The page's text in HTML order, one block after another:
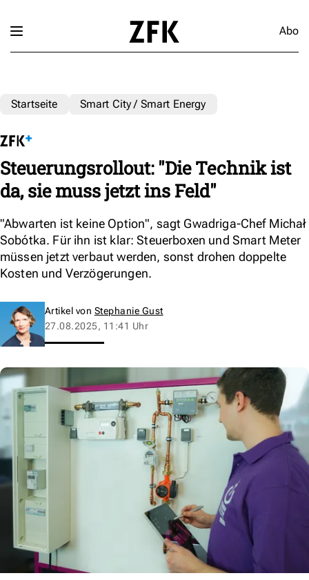
Abo
Startseite Smart City / Smart Energy
Steuerungsrollout: "Die Technik ist
da, sie muss jetzt ins Feld"
"Abwarten ist keine Option", sagt Gwadriga-Chef Michał
Sobótka. Für ihn ist klar: Steuerboxen und Smart Meter
müssen jetzt verbaut werden, sonst drohen doppelte
Kosten und Verzögerungen.
Artikel von Stephanie Gust
27.08.2025, 11:41 Uhr